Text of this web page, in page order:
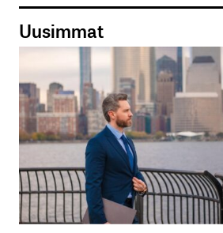
Uusimmat